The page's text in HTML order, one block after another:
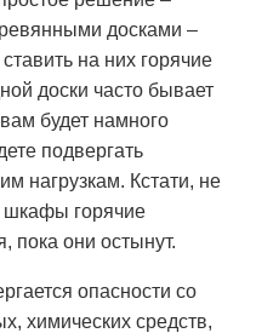
досками –
на них горячие
доски часто бывает
будет намного
подвергать
нагрузкам. Кстати, не
шкафы горячие
пока они остынут.
опасности со
химических средств,